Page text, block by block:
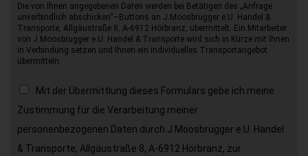
Die von Ihnen angegebenen Daten werden bei Betätigen des „Anfrage
unverbindlich abschicken“–Buttons an J.Moosbrugger e.U. Handel &
Transporte, Allgäustraße 8, A-6912 Hörbranz, übermittelt. Ein Mitarbeiter
von J.Moosbrugger e.U. Handel & Transporte wird sich in Kürze mit Ihnen
in Verbindung setzen und Ihnen ein individuelles Transportangebot
übermitteln.
Mit der Übermittlung dieses Formulars gebe ich meine
Zustimmung für die Verarbeitung meiner
personenbezogenen Daten durch J.Moosbrugger e.U. Handel
& Transporte, Allgäustraße 8, A-6912 Hörbranz, zur